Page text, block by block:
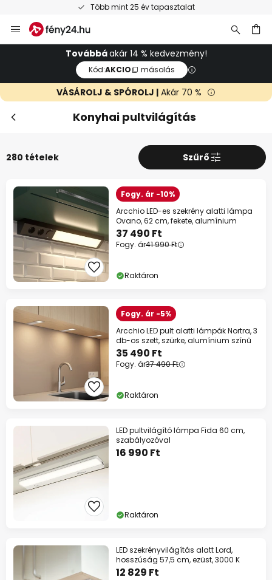
Ingyenes visszaküldés 50 napon belül
Ugrás
a
tartalomhozTovábbáakár 14 % kedvezmény!
Kód:AKCIO másolás
VÁSÁROLJ & SPÓROLJ | Akár 70 %
Konyhai pultvilágítás
280 tételek Szűrő
Fogy. ár -10%
Arcchio LED-es szekrény alatti lámpa
Ovano, 62 cm, fekete, alumínium
37 490 Ft
Fogy. ár41 990 Ft
Raktáron
Fogy. ár -5%
Arcchio LED pult alatti lámpák Nortra, 3
db-os szett, szürke, alumínium színű
35 490 Ft
Fogy. ár37 490 Ft
Raktáron
LED pultvilágító lámpa Fida 60 cm,
szabályozóval
16 990 Ft
Raktáron
LED szekrényvilágítás alatt Lord,
hosszúság 57,5 cm, ezüst, 3000 K
12 829 Ft